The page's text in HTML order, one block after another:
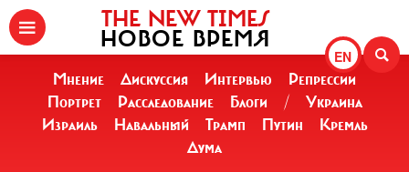
EN
THE NEW TIMES
НОВОЕ ВРЕМЯ
Мнение Дискуссия Интервью
Репрессии
Портрет
Расследование Блоги /
Украина
Израиль
Навальный Трамп Путин
Кремль
Дума